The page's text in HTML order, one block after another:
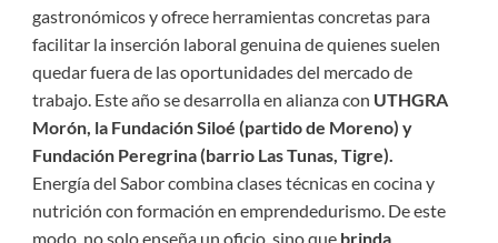
gastronómicos y ofrece herramientas concretas para
facilitar la inserción laboral genuina de quienes suelen
quedar fuera de las oportunidades del mercado de
trabajo. Este año se desarrolla en alianza con UTHGRA
Morón, la Fundación Siloé (partido de Moreno) y
Fundación Peregrina (barrio Las Tunas, Tigre).
Energía del Sabor combina clases técnicas en cocina y
nutrición con formación en emprendedurismo. De este
modo, no solo enseña un oficio, sino que brinda